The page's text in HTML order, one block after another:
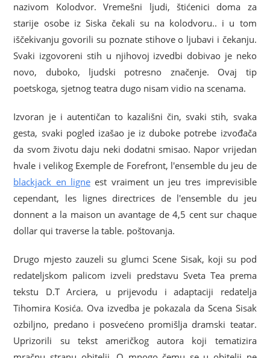
nazivom Kolodvor. Vremešni ljudi, štićenici doma za
starije osobe iz Siska čekali su na kolodvoru.. i u tom
iščekivanju govorili su poznate stihove o ljubavi i čekanju.
Svaki izgovoreni stih u njihovoj izvedbi dobivao je neko
novo, duboko, ljudski potresno značenje. Ovaj tip
poetskoga, sjetnog teatra dugo nisam vidio na scenama.
Izvoran je i autentičan to kazališni čin, svaki stih, svaka
gesta, svaki pogled izašao je iz duboke potrebe izvođača
da svom životu daju neki dodatni smisao. Napor vrijedan
hvale i velikog Exemple de Forefront, l'ensemble du jeu de
blackjack en ligneest vraiment un jeu tres imprevisible
cependant, les lignes directrices de l'ensemble du jeu
donnent a la maison un avantage de 4,5 cent sur chaque
dollar qui traverse la table. poštovanja.
Drugo mjesto zauzeli su glumci Scene Sisak, koji su pod
redateljskom palicom izveli predstavu Sveta Tea prema
tekstu D.T Arciera, u prijevodu i adaptaciji redatelja
Tihomira Kosića. Ova izvedba je pokazala da Scena Sisak
ozbiljno, predano i posvećeno promišlja dramski teatar.
Uprizorili su tekst američkog autora koji tematizira